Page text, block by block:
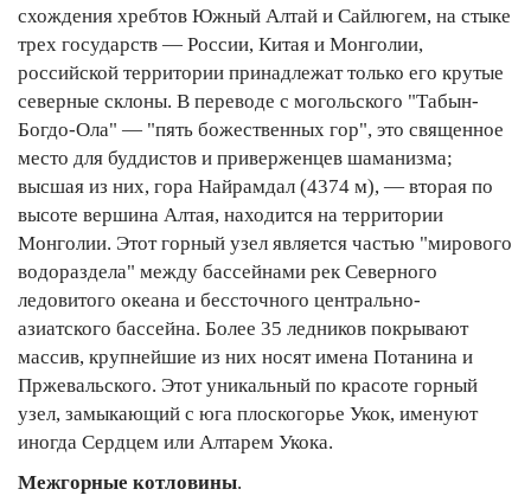
схождения хребтов Южный Алтай и Сайлюгем, на стыке
трех государств — России, Китая и Монголии,
российской территории принадлежат только его крутые
северные склоны. В переводе с могольского "Табын-
Богдо-Ола" — "пять божественных гор", это священное
место для буддистов и приверженцев шаманизма;
высшая из них, гора Найрамдал (4374 м), — вторая по
высоте вершина Алтая, находится на территории
Монголии. Этот горный узел является частью "мирового
водораздела" между бассейнами рек Северного
ледовитого океана и бессточного центрально-
азиатского бассейна. Более 35 ледников покрывают
массив, крупнейшие из них носят имена Потанина и
Пржевальского. Этот уникальный по красоте горный
узел, замыкающий с юга плоскогорье Укок, именуют
иногда Сердцем или Алтарем Укока.
Межгорные котловины.